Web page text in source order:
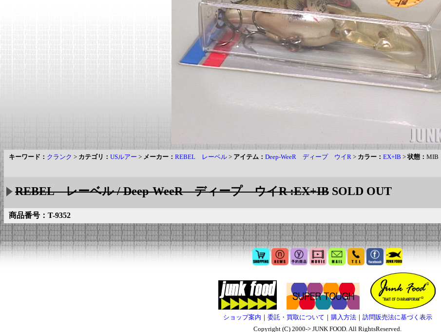
キーワード： クランク > カテゴリ： USルアー > メーカー： REBEL レーベル > アイテム： Deep-WeeR ディープ ウイR > カラー： EX+IB >状態： MIB
REBEL レーベル / Deep-WeeR ディープ ウイR :EX+IB SOLD OUT
商品番号：T-9352
ショップ案内 ｜ 委託・買取について ｜ 購入方法｜ 訪問販売法に基づく表示
Copyright (C) 2000-> JUNK FOOD. All RightsReserved.